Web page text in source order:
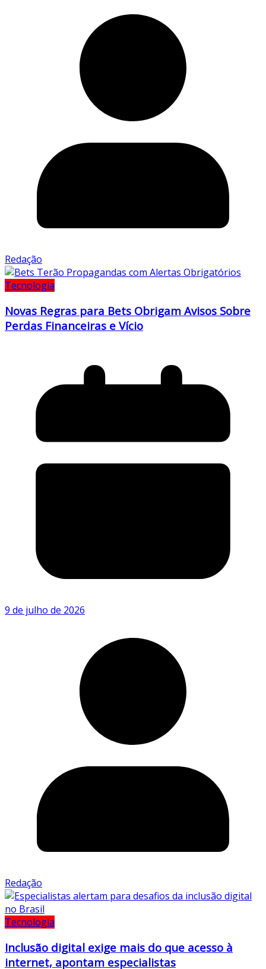
Redação
Tecnologia
Novas Regras para Bets Obrigam Avisos Sobre
Perdas Financeiras e Vício
9 de julho de 2026
Redação
Tecnologia
Inclusão digital exige mais do que acesso à
internet, apontam especialistas